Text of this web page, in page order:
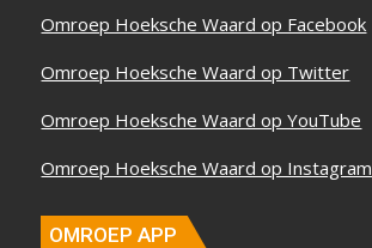
Omroep Hoeksche Waard op Facebook
Omroep Hoeksche Waard op Twitter
Omroep Hoeksche Waard op YouTube
Omroep Hoeksche Waard op Instagram
OMROEP APP